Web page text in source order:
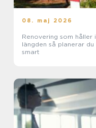
08. maj 2026
Renovering som håller i
längden så planerar du
smart